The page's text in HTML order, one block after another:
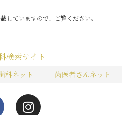
していますので、ご覧ください。
検索サイト
科ネット 歯医者さんネット
I